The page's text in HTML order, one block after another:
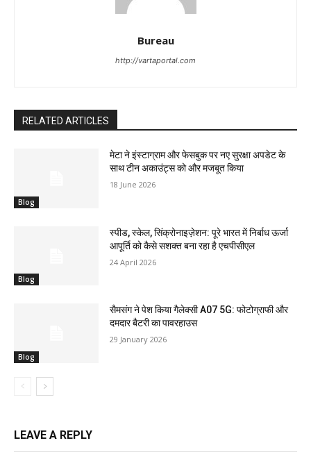
Bureau
http://vartaportal.com
RELATED ARTICLES
Blog
मेटा ने इंस्टाग्राम और फेसबुक पर नए सुरक्षा अपडेट के
साथ टीन अकाउंट्स को और मजबूत किया
18 June 2026
Blog
स्पीड, स्केल, सिंक्रोनाइज़ेशन: पूरे भारत में निर्बाध ऊर्जा
आपूर्ति को कैसे सशक्त बना रहा है एचपीसीएल
24 April 2026
Blog
सैमसंग ने पेश किया गैलेक्सी A07 5G: फोटोग्राफी और
दमदार बैटरी का पावरहाउस
29 January 2026
LEAVE A REPLY